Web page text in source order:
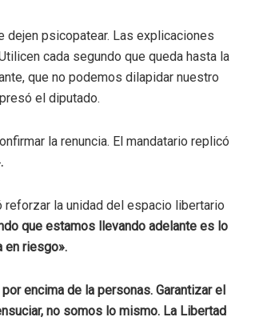
dejen psicopatear. Las explicaciones
cada segundo que queda hasta la
que no podemos dilapidar nuestro
el diputado.
la renuncia. El mandatario replicó
la unidad del espacio libertario
que estamos llevando adelante es lo
en riesgo».
encima de la personas. Garantizar el
no somos lo mismo. La Libertad